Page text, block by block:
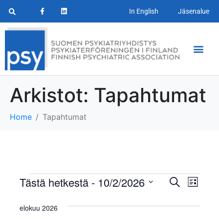
In English Jäsenalue
Arkistot: Tapahtumat
Home Tapahtumat
T
a
E
T
L
s
Tästä hetkestä - 10/2/2026
a
elokuu 2026